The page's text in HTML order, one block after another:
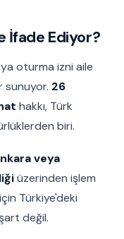
İfade Ediyor?
oturma izni aile
sunuyor. 26
hakkı, Türk
biri.
veya
üzerinden işlem
Türkiye'deki
değil.